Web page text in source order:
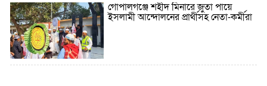
গোপালগঞ্জে শহীদ মিনারে জুতা পায়ে
ইসলামী আন্দোলনের প্রার্থীসহ নেতা-কর্মীরা